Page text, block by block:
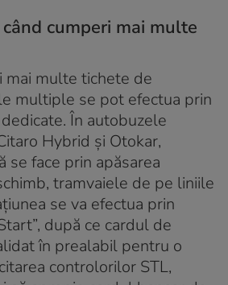
cumperi mai multe
mai multe tichete de
multiple se pot efectua prin
În autobuzele
Hybrid și Otokar,
se face prin apăsarea
tramvaiele de pe liniile
se va efectua prin
după ce cardul de
în prealabil pentru o
controlorilor STL,